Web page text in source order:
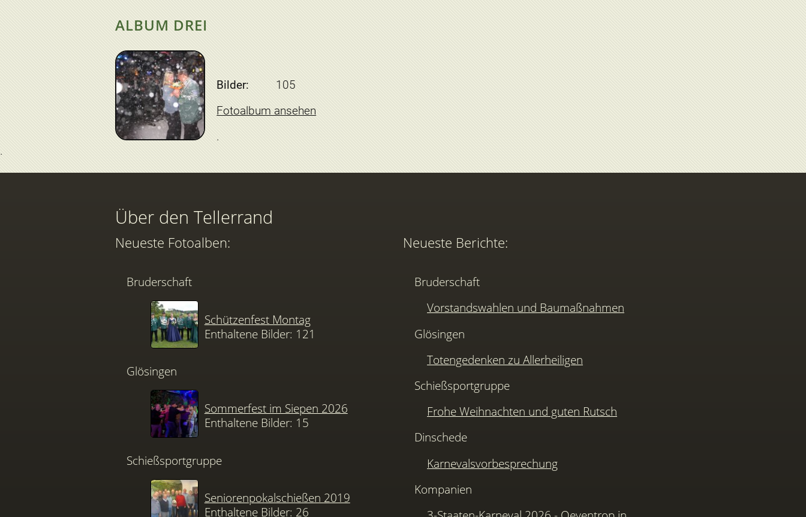
ALBUM DREI
Bilder:
105
Fotoalbum ansehen
Über den Tellerrand
Neueste Fotoalben:
Bruderschaft
Schützenfest Montag
Enthaltene Bilder: 121
Glösingen
Sommerfest im Siepen 2026
Enthaltene Bilder: 15
Schießsportgruppe
Seniorenpokalschießen 2019
Enthaltene Bilder: 26
Neueste Berichte:
Bruderschaft
Vorstandswahlen und Baumaßnahmen
Glösingen
Totengedenken zu Allerheiligen
Schießsportgruppe
Frohe Weihnachten und guten Rutsch
Dinschede
Karnevalsvorbesprechung
Kompanien